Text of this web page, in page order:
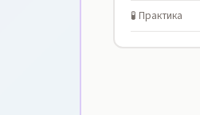
🧪 Практика